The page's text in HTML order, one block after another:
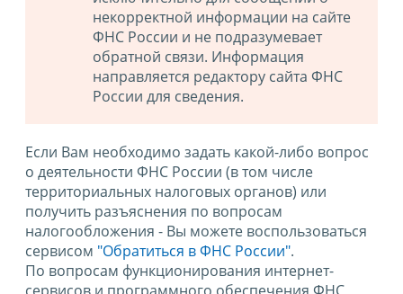
некорректной информации на сайте
ФНС России и не подразумевает
обратной связи. Информация
направляется редактору сайта ФНС
России для сведения.
Если Вам необходимо задать какой-либо вопрос
о деятельности ФНС России (в том числе
территориальных налоговых органов) или
получить разъяснения по вопросам
налогообложения - Вы можете воспользоваться
сервисом "Обратиться в ФНС России".
По вопросам функционирования интернет-